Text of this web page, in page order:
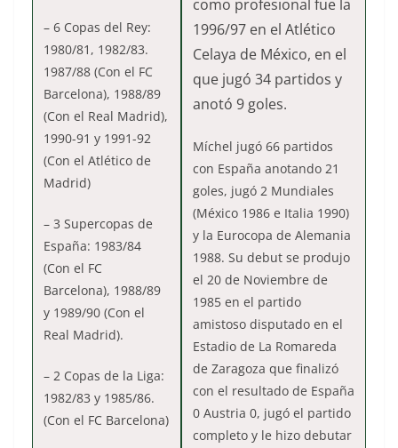
– 6 Copas del Rey:
1980/81, 1982/83.
1987/88 (Con el FC
Barcelona), 1988/89
(Con el Real Madrid),
1990-91 y 1991-92
(Con el Atlético de
Madrid)
– 3 Supercopas de
España: 1983/84
(Con el FC
Barcelona), 1988/89
y 1989/90 (Con el
Real Madrid).
– 2 Copas de la Liga:
1982/83 y 1985/86.
(Con el FC Barcelona)
como profesional fue la
1996/97 en el Atlético
Celaya de México, en el
que jugó 34 partidos y
anotó 9 goles.
Míchel jugó 66 partidos
con España anotando 21
goles, jugó 2 Mundiales
(México 1986 e Italia 1990)
y la Eurocopa de Alemania
1988. Su debut se produjo
el 20 de Noviembre de
1985 en el partido
amistoso disputado en el
Estadio de La Romareda
de Zaragoza que finalizó
con el resultado de España
0 Austria 0, jugó el partido
completo y le hizo debutar